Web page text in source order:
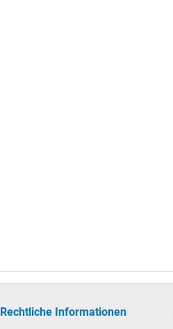
Rechtliche Informationen